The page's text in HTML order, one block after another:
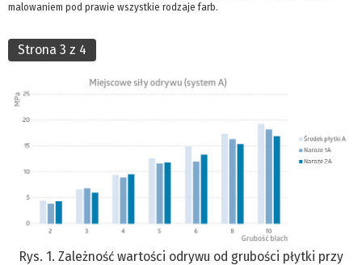
malowaniem pod prawie wszystkie rodzaje farb.
Strona 3 z 4
Rys. 1. Zależność wartości odrywu od grubości płytki przy